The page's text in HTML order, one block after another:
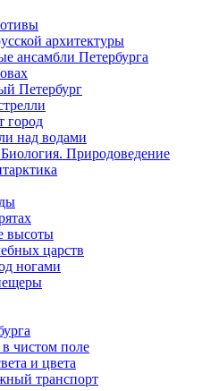
архитектуры
ансамбли Петербурга
Петербург
город
над водами
Природоведение
высоты
царств
ногами
чистом поле
и цвета
транспорт